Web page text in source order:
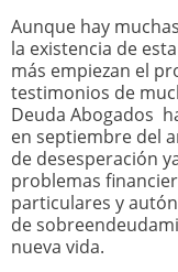
Aunque hay
la existencia de
más empiezan el
testimonios de
Deuda Abogados
en septiembre del
de desesperación
problemas
particulares y
de
nueva vida.